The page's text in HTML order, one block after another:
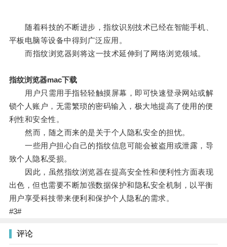
随着科技的不断进步，指纹识别技术已经在智能手机、
平板电脑等设备中得到广泛应用。
而指纹浏览器则将这一技术延伸到了网络浏览领域。
指纹浏览器mac下载
用户只需用手指轻轻触摸屏幕，即可快速登录网站或解
锁个人账户，无需繁琐的密码输入，极大地提高了使用的便
利性和安全性。
然而，随之而来的是关于个人隐私安全的担忧。
一些用户担心自己的指纹信息可能会被盗用或泄露，导
致个人隐私受损。
因此，虽然指纹浏览器在提高安全性和便利性方面表现
出色，但也需要不断加强数据保护和隐私安全机制，以平衡
用户享受科技带来便利和保护个人隐私的需求。
#3#
评论